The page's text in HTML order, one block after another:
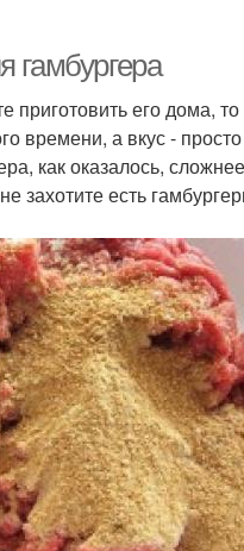
гамбургера
его дома,
времени, а вкус -
как оказалось,
захотите есть